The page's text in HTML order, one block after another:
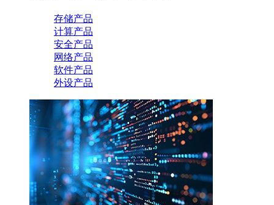
存储产品
计算产品
安全产品
网络产品
软件产品
外设产品